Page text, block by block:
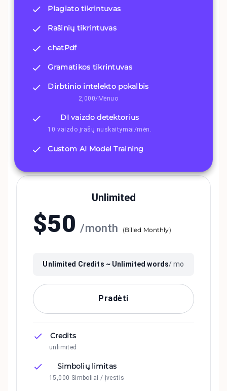
Plagiato tikrintuvas
Rašinių tikrintuvas
chatPdf
Gramatikos tikrintuvas
Dirbtinio intelekto pokalbis
2,000/Mėnuo
DI vaizdo detektorius
10 vaizdo įrašų nuskaitymai/mėn.
Custom AI Model Training
Unlimited
$50 /month (Billed Monthly)
Unlimited Credits ~ Unlimited words/ mo
Pradėti
Credits
unlimited
Simbolių limitas
15,000 Simboliai / įvestis